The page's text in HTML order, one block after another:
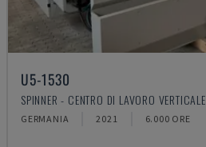
U5-1530
SPINNER - CENTRO DI LAVORO VERTICALE
GERMANIA 2021 6.000 ORE